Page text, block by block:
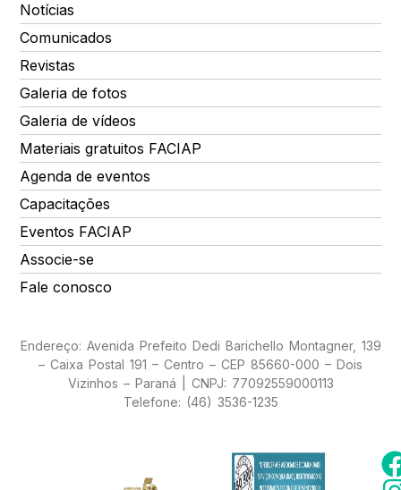
Notícias
Comunicados
Revistas
Galeria de fotos
Galeria de vídeos
Materiais gratuitos FACIAP
Agenda de eventos
Capacitações
Eventos FACIAP
Associe-se
Fale conosco
Endereço: Avenida Prefeito Dedi Barichello Montagner, 139
– Caixa Postal 191 – Centro – CEP 85660-000 – Dois
Vizinhos – Paraná | CNPJ: 77092559000113
Telefone: (46) 3536-1235